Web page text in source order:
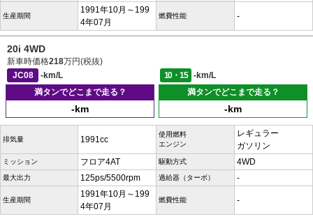
生産期間
1991年10月～199
4年07月
燃費性能 -
20i 4WD
新車時価格218万円(税抜)
JC08
-km/L 10・15
-km/L
満タンでどこまで走る？
-km
満タンでどこまで走る？
-km
排気量 1991cc
使用燃料
エンジン
レギュラー
ガソリン
ミッション フロア4AT 駆動方式 4WD
最大出力 125ps/5500rpm 過給器（ターボ） -
生産期間
1991年10月～199
4年07月
燃費性能 -